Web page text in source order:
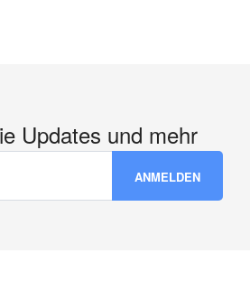
Updates und mehr